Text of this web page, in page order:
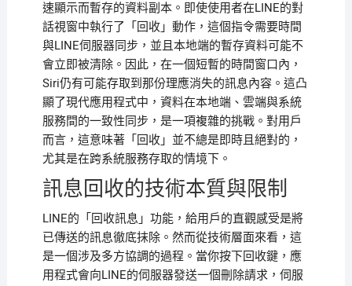
速顯示而暫存的資料副本。即使使用者在LINE的對
話視窗中執行了「回收」動作，這個指令需要時間
與LINE伺服器同步，並且本地端的暫存資料可能不
會立即被清除。因此，在一個短暫的時間窗口內，
Siri仍有可能存取到那份理應消失的訊息內容。這凸
顯了現代應用程式中，資料在本地端、雲端與系統
服務間的一致性同步，是一項複雜的挑戰。對用戶
而言，這意味著「回收」並不總是即時且絕對的，
尤其是在跨系統服務存取的情境下。
訊息回收的技術本質與限制
LINE的「回收訊息」功能，給用戶的直觀感受是將
已傳送的訊息徹底抹除。然而從技術層面來看，這
是一個涉及多方協調的過程。當你按下回收鍵，應
用程式會向LINE的伺服器發送一個刪除請求，伺服